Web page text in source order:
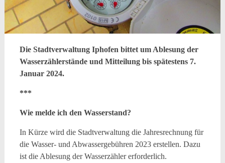
Die Stadtverwaltung Iphofen bittet um Ablesung der
Wasserzählerstände und Mitteilung bis spätestens 7.
Januar 2024.
***
Wie melde ich den Wasserstand?
In Kürze wird die Stadtverwaltung die Jahresrechnung für
die Wasser- und Abwassergebühren 2023 erstellen. Dazu
ist die Ablesung der Wasserzähler erforderlich.